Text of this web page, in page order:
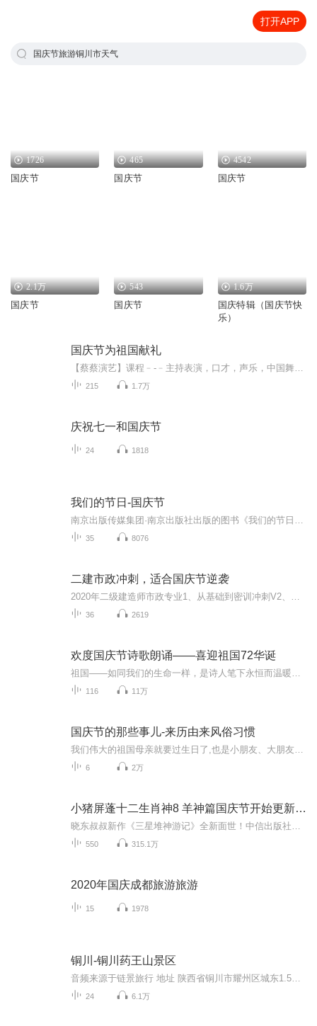
打开APP
国庆节旅游铜川市天气
1726
国庆节
465
国庆节
4542
国庆节
2.1万
国庆节
543
国庆节
1.6万
国庆特辑（国庆节快
乐）
国庆节为祖国献礼
215 1.7万
庆祝七一和国庆节
24 1818
我们的节日-国庆节
35 8076
二建市政冲刺，适合国庆节逆袭
36 2619
欢度国庆节诗歌朗诵——喜迎祖国72华诞
116 11万
国庆节的那些事儿-来历由来风俗习惯
6 2万
小猪屏蓬十二生肖神8 羊神篇国庆节开始更新啦！
550 315.1万
2020年国庆成都旅游旅游
15 1978
铜川-铜川药王山景区
24 6.1万